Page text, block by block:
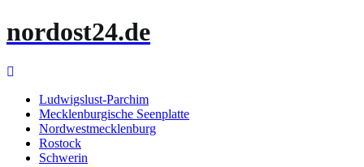
Inhalt
nordost24.de
Ludwigslust-Parchim
Mecklenburgische Seenplatte
Nordwestmecklenburg
Rostock
Schwerin